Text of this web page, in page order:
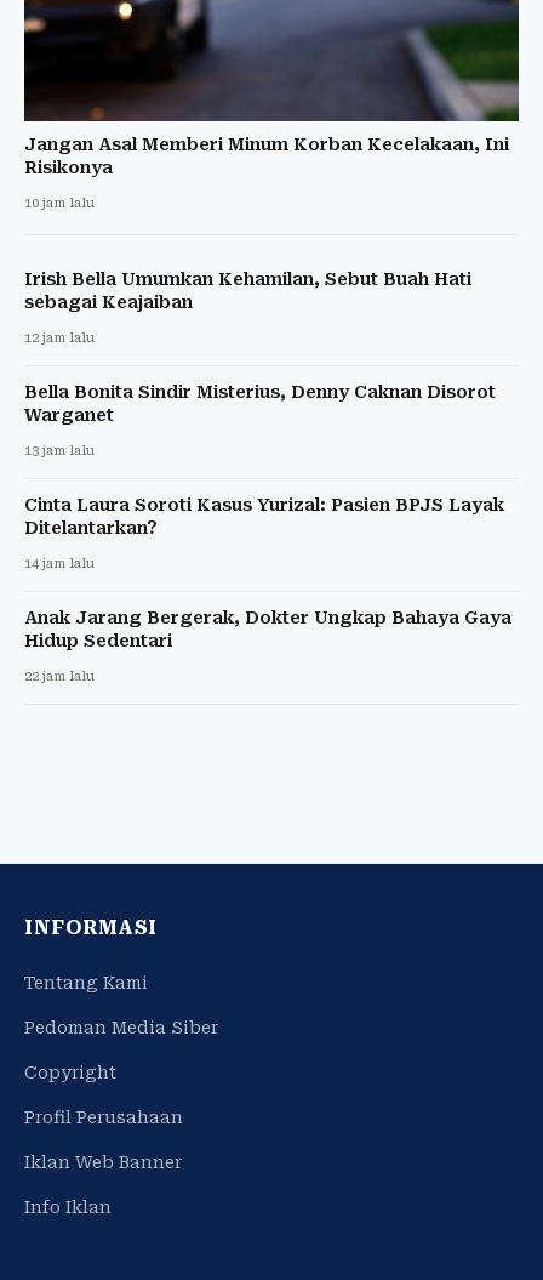
Jangan Asal Memberi Minum Korban Kecelakaan, Ini
Risikonya
10 jam lalu
Irish Bella Umumkan Kehamilan, Sebut Buah Hati
sebagai Keajaiban
12 jam lalu
Bella Bonita Sindir Misterius, Denny Caknan Disorot
Warganet
13 jam lalu
Cinta Laura Soroti Kasus Yurizal: Pasien BPJS Layak
Ditelantarkan?
14 jam lalu
Anak Jarang Bergerak, Dokter Ungkap Bahaya Gaya
Hidup Sedentari
22 jam lalu
INFORMASI
Tentang Kami
Pedoman Media Siber
Copyright
Profil Perusahaan
Iklan Web Banner
Info Iklan